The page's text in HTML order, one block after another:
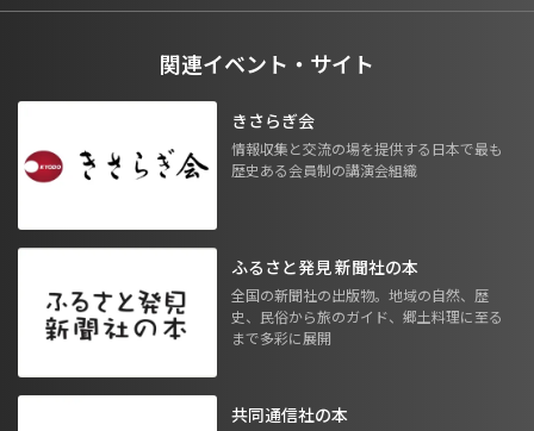
関連イベント・サイト
きさらぎ会
情報収集と交流の場を提供する日本で最も
歴史ある会員制の講演会組織
ふるさと発見 新聞社の本
全国の新聞社の出版物。地域の自然、歴
史、民俗から旅のガイド、郷土料理に至る
まで多彩に展開
共同通信社の本